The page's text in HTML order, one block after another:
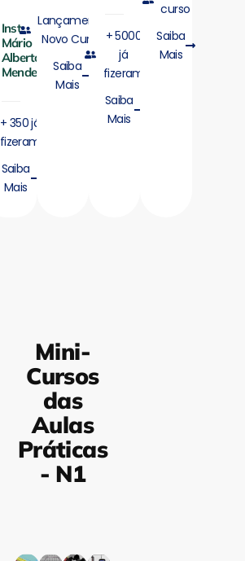
Inst.
Mário
Alberto
Mendes
+ 350 já
fizeram
Saiba
Mais
Lançamento
Novo Curso
Saiba
Mais
+ 5000
já
fizeram
Saiba
Mais
curso
Saiba
Mais
Mini-
Cursos
das
Aulas
Práticas
- N1